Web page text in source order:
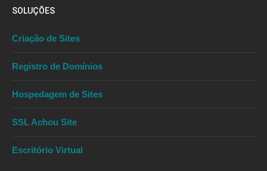
SOLUÇÕES
Criação de Sites
Registro de Domínios
Hospedagem de Sites
SSL Achou Site
Escritório Virtual